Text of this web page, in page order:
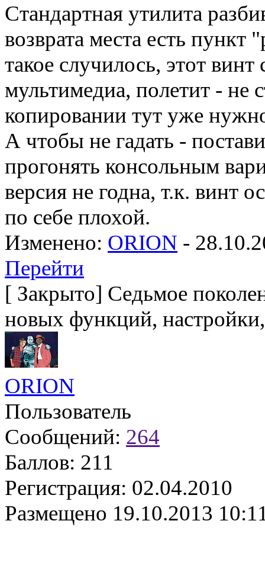
Стандартная утилита
возврата места есть
такое случилось, этот
мультимедиа, полетит - не
копировании тут уже
А чтобы не гадать -
прогонять консольным
версия не годна, т.к. винт
по себе плохой.
Изменено: ORION -
Перейти
[ Закрыто] Седьмое
новых функций,
ORION
Пользователь
Сообщений: 264
Баллов: 211
Регистрация: 02.04.2010
Размещено 19.10.2013